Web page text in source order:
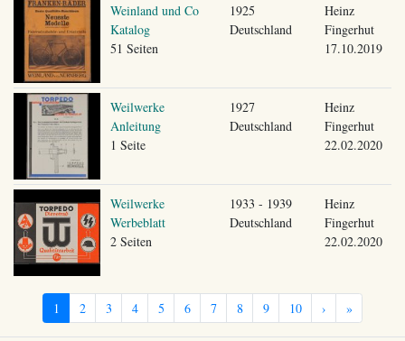
Weinland und Co
Katalog
51 Seiten
1925
Deutschland
Heinz
Fingerhut
17.10.2019
Weilwerke
Anleitung
1 Seite
1927
Deutschland
Heinz
Fingerhut
22.02.2020
Weilwerke
Werbeblatt
2 Seiten
1933 - 1939
Deutschland
Heinz
Fingerhut
22.02.2020
1 2 3 4 5 6 7 8 9 10 › »